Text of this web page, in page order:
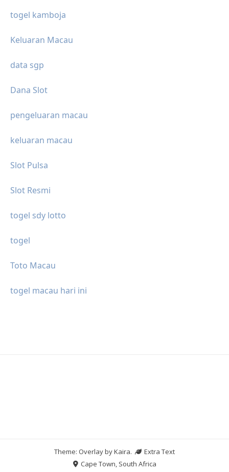
togel kamboja
Keluaran Macau
data sgp
Dana Slot
pengeluaran macau
keluaran macau
Slot Pulsa
Slot Resmi
togel sdy lotto
togel
Toto Macau
togel macau hari ini
Theme: Overlay byKaira.
Extra Text
Cape Town, South Africa